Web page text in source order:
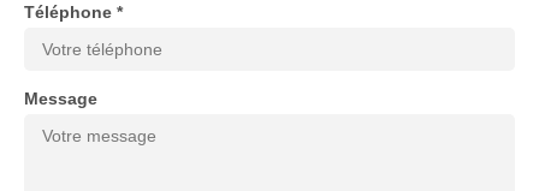
Téléphone *
Message